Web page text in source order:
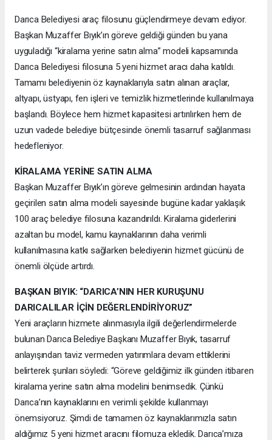
Darıca Belediyesi araç filosunu güçlendirmeye devam ediyor.
Başkan Muzaffer Bıyık’ın göreve geldiği günden bu yana
uyguladığı “kiralama yerine satın alma” modeli kapsamında
Darıca Belediyesi filosuna 5 yeni hizmet aracı daha katıldı.
Tamamı belediyenin öz kaynaklarıyla satın alınan araçlar,
altyapı, üstyapı, fen işleri ve temizlik hizmetlerinde kullanılmaya
başlandı. Böylece hem hizmet kapasitesi artırılırken hem de
uzun vadede belediye bütçesinde önemli tasarruf sağlanması
hedefleniyor.
KİRALAMA YERİNE SATIN ALMA
Başkan Muzaffer Bıyık’ın göreve gelmesinin ardından hayata
geçirilen satın alma modeli sayesinde bugüne kadar yaklaşık
100 araç belediye filosuna kazandırıldı. Kiralama giderlerini
azaltan bu model, kamu kaynaklarının daha verimli
kullanılmasına katkı sağlarken belediyenin hizmet gücünü de
önemli ölçüde artırdı.
BAŞKAN BIYIK: “DARICA’NIN HER KURUŞUNU
DARICALILAR İÇİN DEĞERLENDİRİYORUZ”
Yeni araçların hizmete alınmasıyla ilgili değerlendirmelerde
bulunan Darıca Belediye Başkanı Muzaffer Bıyık, tasarruf
anlayışından taviz vermeden yatırımlara devam ettiklerini
belirterek şunları söyledi: “Göreve geldiğimiz ilk günden itibaren
kiralama yerine satın alma modelini benimsedik. Çünkü
Darıca’nın kaynaklarını en verimli şekilde kullanmayı
önemsiyoruz. Şimdi de tamamen öz kaynaklarımızla satın
aldığımız 5 yeni hizmet aracını filomuza ekledik. Darıca’mıza